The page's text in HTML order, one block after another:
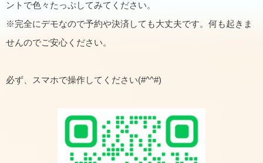
ントで色々たっぷしてみてください。
※完全にデモなので予約や決済しても大丈夫です。何も起きま
せんのでご安心ください。
必ず、スマホで操作してください(#^^#)